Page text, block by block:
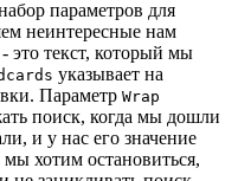
параметров для
неинтересные нам
- это текст, который мы
указывает на
Параметр Wrap
поиск, когда мы дошли
и у нас его значение
мы хотим остановиться,